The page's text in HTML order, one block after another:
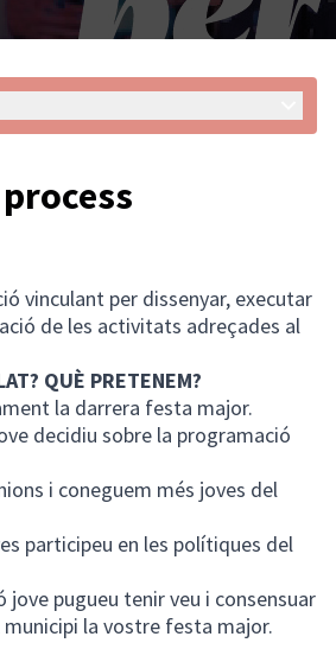
vinculant per dissenyar, executar
de les activitats adreçades al
QUÈ PRETENEM?
la darrera festa major.
decidiu sobre la programació
i coneguem més joves del
participeu en les polítiques del
jove pugueu tenir veu i consensuar
la vostre festa major.